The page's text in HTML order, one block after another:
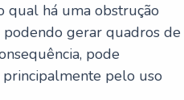
qual há uma obstrução
gerar quadros de
pode
principalmente pelo uso